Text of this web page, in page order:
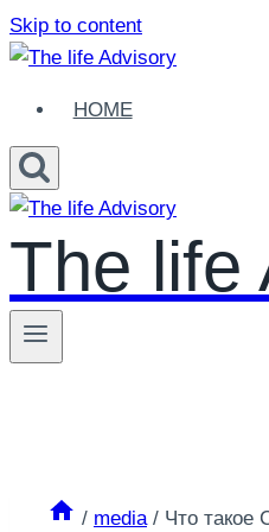
Skip to content
HOME
The life
/ media / Что такое